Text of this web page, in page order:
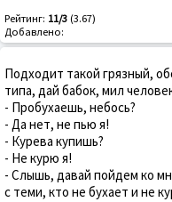
Рейтинг: 11/3 (3.67)
Добавлено:
Подходит такой грязный,
типа, дай бабок, мил
- Пробухаешь, небось?
- Да нет, не пью я!
- Курева купишь?
- Не курю я!
- Слышь, давай пойдем ко
с теми, кто не бухает и не